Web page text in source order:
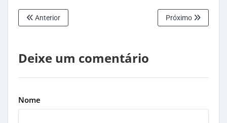
Anterior Próximo
Deixe um comentário
Nome